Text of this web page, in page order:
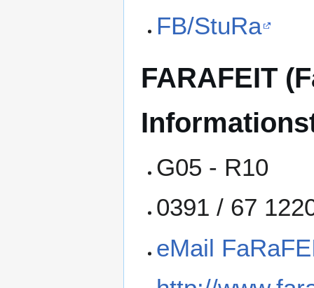
FB/StuRa
FARAFEIT
G05 - R10
0391 / 67
eMail